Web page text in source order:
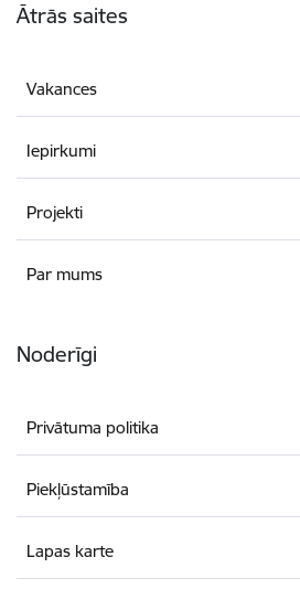
Ātrās saites
Vakances
Iepirkumi
Projekti
Par mums
Noderīgi
Privātuma politika
Piekļūstamība
Lapas karte